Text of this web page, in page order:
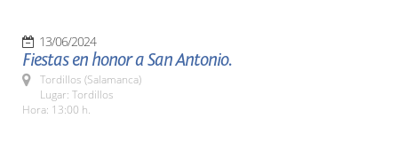
13/06/2024
Fiestas en honor a San Antonio.
Tordillos (Salamanca)
Lugar: Tordillos
Hora: 13:00 h.